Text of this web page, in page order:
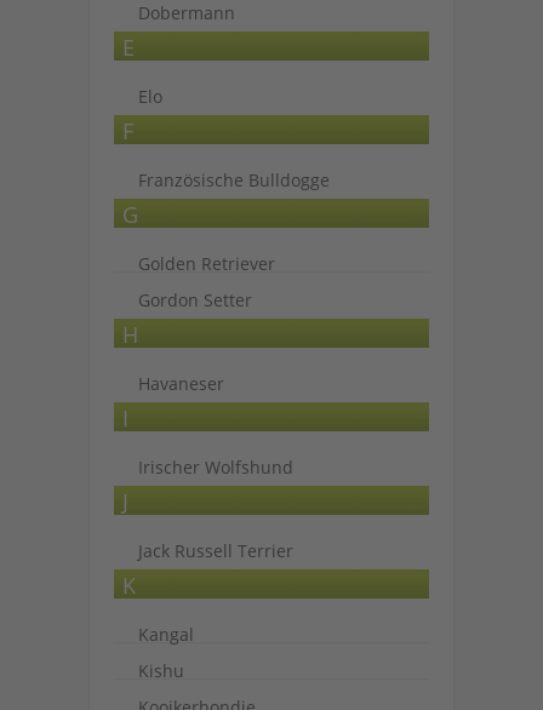
Dobermann
E
Elo
F
Französische Bulldogge
G
Golden Retriever
Gordon Setter
H
Havaneser
I
Irischer Wolfshund
J
Jack Russell Terrier
K
Kangal
Kishu